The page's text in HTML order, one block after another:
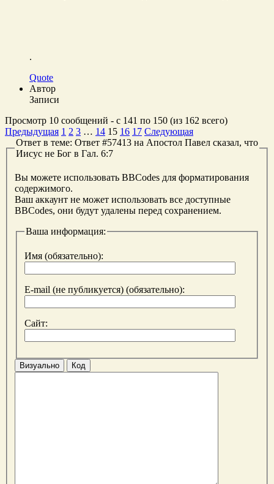
.
Quote
Автор
Записи
Просмотр 10 сообщений - с 141 по 150 (из 162 всего)
Предыдущая 1 2 3 … 14 15 16 17 Следующая
Ответ в теме: Ответ #57413 на Апостол Павел сказал, что
Иисус не Бог в Гал. 6:7
Вы можете использовать BBCodes для форматирования
содержимого.
Ваш аккаунт не может использовать все доступные
BBCodes, они будут удалены перед сохранением.
Ваша информация:
Имя (обязательно):
E-mail (не публикуется) (обязательно):
Сайт:
Визуально Код